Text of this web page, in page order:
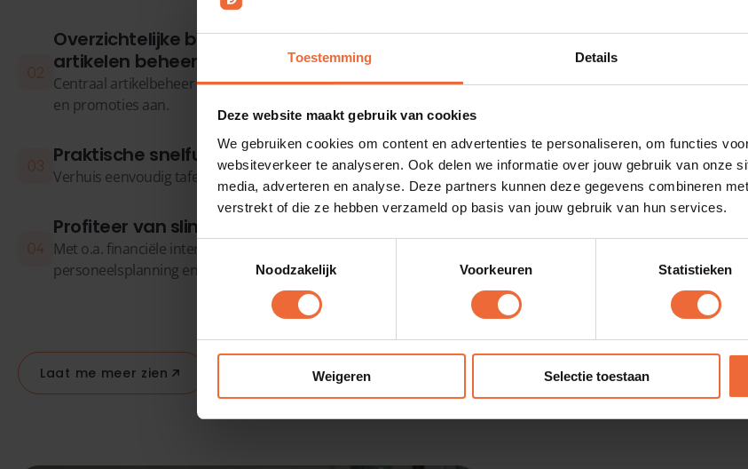
Toestemming Details
Deze website maakt gebruik van cookies
We gebruiken cookies om content en advertenties te personaliseren, om functies
websiteverkeer te analyseren. Ook delen we informatie over jouw gebruik van onze
media, adverteren en analyse. Deze partners kunnen deze gegevens combineren
verstrekt of die ze hebben verzameld op basis van jouw gebruik van hun services.
Toestemmingsselectie
Noodzakelijk
Voorkeuren Statistieken
Weigeren Selectie toestaan
Overzichtelijke backoffice waarin je eenvoudig zelf
artikelen beheert
Centraal artikelbeheer voor single of multi-filiaal. Maak eenvoudig keuzemenu's
en promoties aan.
Praktische snelfuncties besparen je tijd
Verhuis eenvoudig tafels of splits rekeningen in een paar tikken.
Profiteer van slimme koppelingen
Met o.a. financiële interfaces, betaalwijzen, keukenschermen, qr-bestellen,
personeelsplanning en meer. Mogelijkheid alles-in-een-platform.
Laat me meer zien